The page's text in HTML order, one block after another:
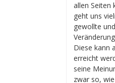
allen Seiten
geht uns
gewollte
Diese kann
erreicht
seine
zwar so,